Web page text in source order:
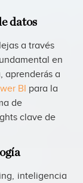
datos
a través
en
aprenderás a
BI para la
de
clave de
inteligencia